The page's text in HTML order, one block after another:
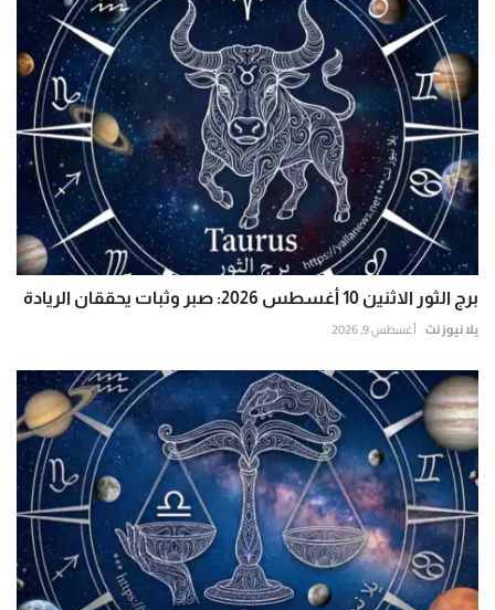
برج الثور الاثنين 10 أغسطس 2026: صبر وثبات يحققان الريادة
يلا نيوز نت أغسطس 9, 2026